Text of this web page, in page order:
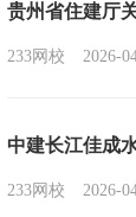
贵州省住建厅
233网校 2026-
中建长江佳成
233网校 2026-